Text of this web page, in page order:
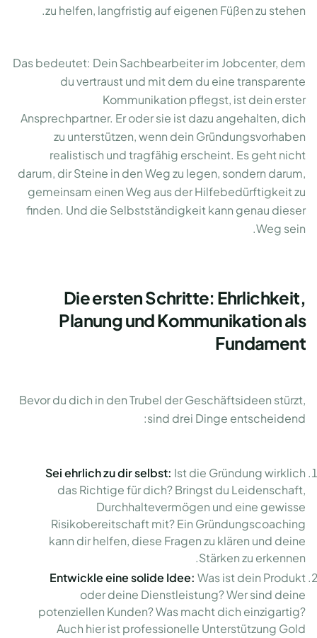
zu helfen, langfristig auf eigenen Füßen zu stehen.
Das bedeutet: Dein Sachbearbeiter im Jobcenter, dem
du vertraust und mit dem du eine transparente
Kommunikation pflegst, ist dein erster
Ansprechpartner. Er oder sie ist dazu angehalten, dich
zu unterstützen, wenn dein Gründungsvorhaben
realistisch und tragfähig erscheint. Es geht nicht
darum, dir Steine in den Weg zu legen, sondern darum,
gemeinsam einen Weg aus der Hilfebedürftigkeit zu
finden. Und die Selbstständigkeit kann genau dieser
Weg sein.
Die ersten Schritte: Ehrlichkeit,
Planung und Kommunikation als
Fundament
Bevor du dich in den Trubel der Geschäftsideen stürzt,
sind drei Dinge entscheidend:
Sei ehrlich zu dir selbst: Ist die Gründung wirklich
das Richtige für dich? Bringst du Leidenschaft,
Durchhaltevermögen und eine gewisse
Risikobereitschaft mit? Ein Gründungscoaching
kann dir helfen, diese Fragen zu klären und deine
Stärken zu erkennen.
Entwickle eine solide Idee: Was ist dein Produkt
oder deine Dienstleistung? Wer sind deine
potenziellen Kunden? Was macht dich einzigartig?
Auch hier ist professionelle Unterstützung Gold